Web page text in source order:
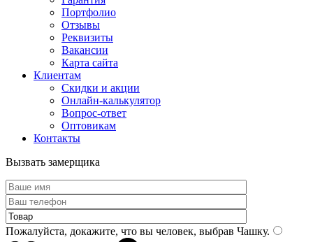
Портфолио
Отзывы
Реквизиты
Вакансии
Карта сайта
Клиентам
Скидки и акции
Онлайн-калькулятор
Вопрос-ответ
Оптовикам
Контакты
Вызвать замерщика
Пожалуйста, докажите, что вы человек, выбрав Чашку.